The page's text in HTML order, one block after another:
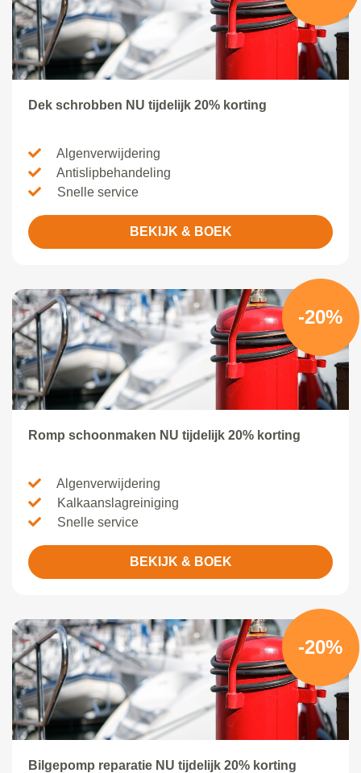
Dek schrobben NU tijdelijk 20% korting
Algenverwijdering
Antislipbehandeling
Snelle service
BEKIJK & BOEK
-20%
Romp schoonmaken NU tijdelijk 20% korting
Algenverwijdering
Kalkaanslagreiniging
Snelle service
BEKIJK & BOEK
-20%
Bilgepomp reparatie NU tijdelijk 20% korting